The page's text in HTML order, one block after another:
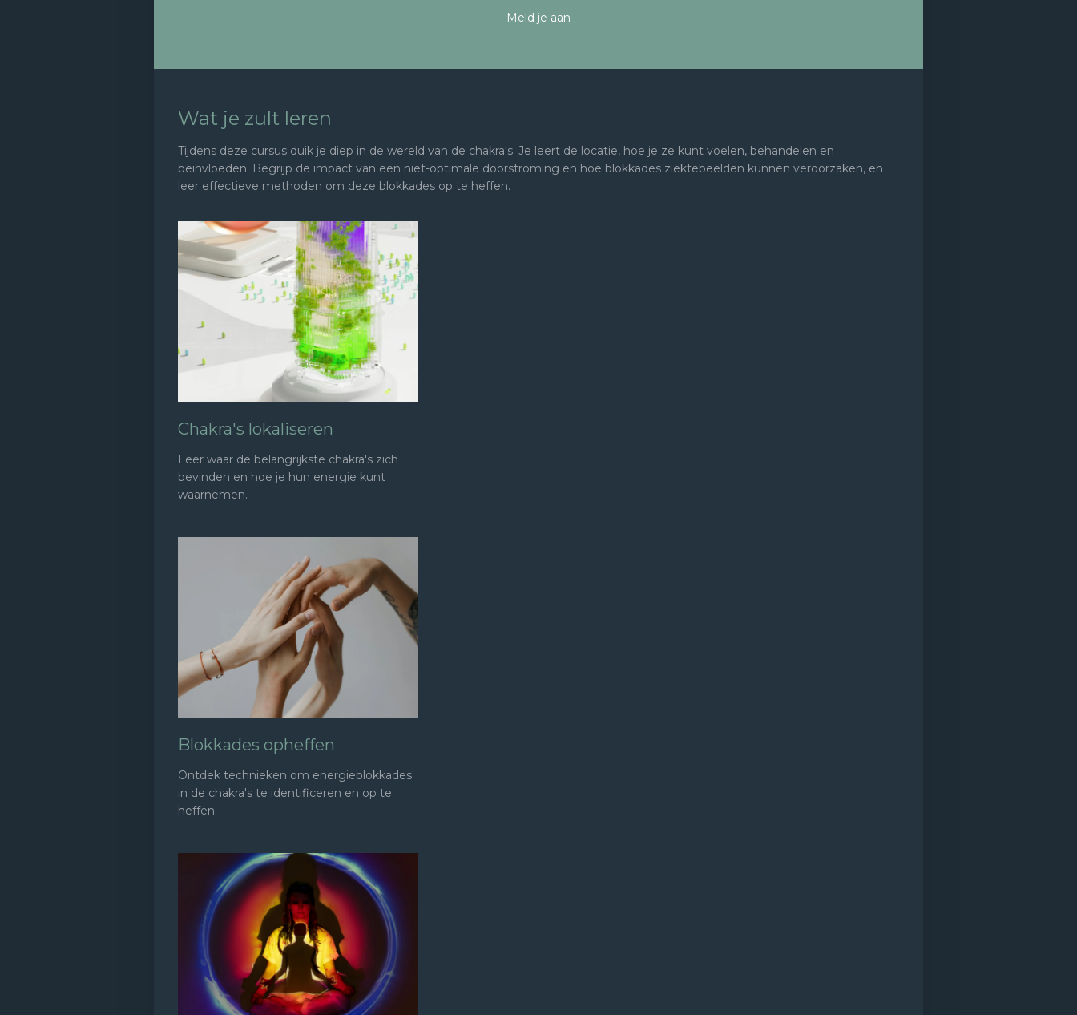
Meld je aan
Wat je zult leren
Tijdens deze cursus duik je diep in de wereld van de chakra's. Je leert de locatie, hoe je ze kunt voelen, behandelen en
beïnvloeden. Begrijp de impact van een niet-optimale doorstroming en hoe blokkades ziektebeelden kunnen veroorzaken, en
leer effectieve methoden om deze blokkades op te heffen.
Chakra's lokaliseren
Leer waar de belangrijkste chakra's zich
bevinden en hoe je hun energie kunt
waarnemen.
Blokkades opheffen
Ontdek technieken om energieblokkades
in de chakra's te identificeren en op te
heffen.